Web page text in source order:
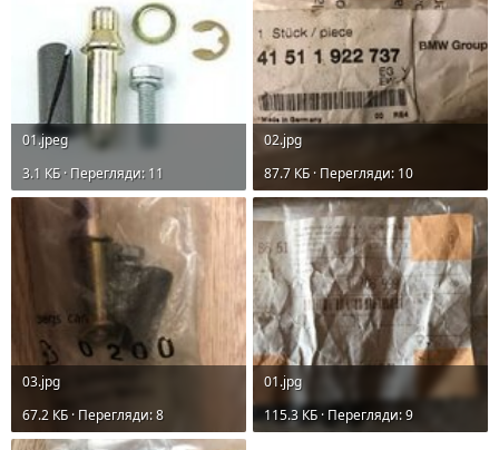
01.jpeg
3.1 КБ · Перегляди: 11
02.jpg
87.7 КБ · Перегляди: 10
03.jpg
67.2 КБ · Перегляди: 8
01.jpg
115.3 КБ · Перегляди: 9